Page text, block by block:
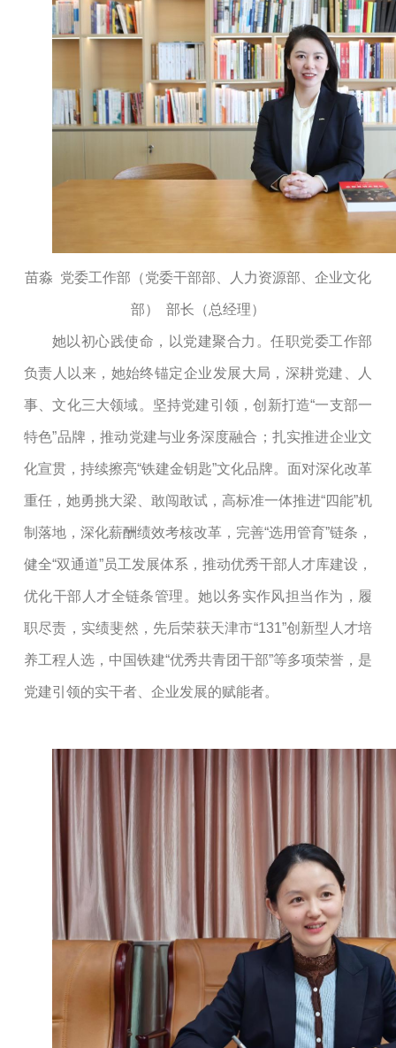
苗淼 党委工作部（党委干部部、人力资源部、企业文化
部） 部长（总经理）
她以初心践使命，以党建聚合力。任职党委工作部
负责人以来，她始终锚定企业发展大局，深耕党建、人
事、文化三大领域。坚持党建引领，创新打造“一支部一
特色”品牌，推动党建与业务深度融合；扎实推进企业文
化宣贯，持续擦亮“铁建金钥匙”文化品牌。面对深化改革
重任，她勇挑大梁、敢闯敢试，高标准一体推进“四能”机
制落地，深化薪酬绩效考核改革，完善“选用管育”链条，
健全“双通道”员工发展体系，推动优秀干部人才库建设，
优化干部人才全链条管理。她以务实作风担当作为，履
职尽责，实绩斐然，先后荣获天津市“131”创新型人才培
养工程人选，中国铁建“优秀共青团干部”等多项荣誉，是
党建引领的实干者、企业发展的赋能者。